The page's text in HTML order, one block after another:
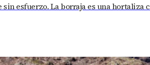
sin esfuerzo. La borraja es una